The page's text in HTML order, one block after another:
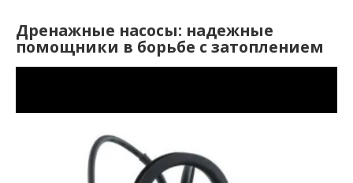
Дренажные насосы: надежные
помощники в борьбе с затоплением